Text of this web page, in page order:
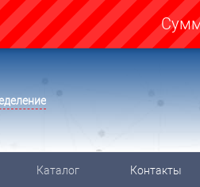
Каталог Контакты